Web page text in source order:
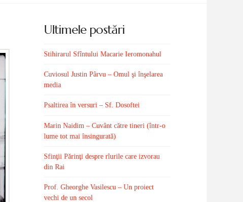
Ultimele postări
Stihirarul Sfîntului Macarie Ieromonahul
Cuviosul Justin Pârvu – Omul şi înşelarea
media
Psaltirea în versuri – Sf. Dosoftei
Marin Naidim – Cuvânt către tineri (într-o
lume tot mai însingurată)
Sfinţii Părinţi despre rîurile care izvorau
din Rai
Prof. Gheorghe Vasilescu – Un proiect
vechi de un secol